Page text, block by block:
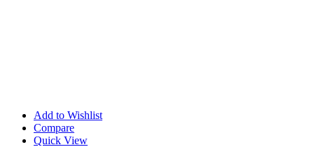
Add to Wishlist
Compare
Quick View